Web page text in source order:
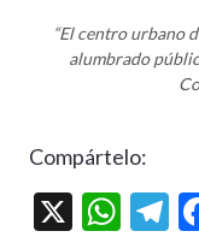
“El centro urbano
alumbrado
Compártelo:
X
W T